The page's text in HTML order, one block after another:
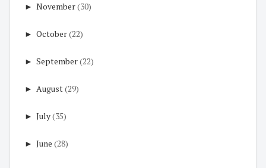
► November(30)
► October(22)
► September(22)
► August(29)
► July(35)
► June (28)